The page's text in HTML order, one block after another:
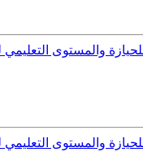
والمستوى التعليمي
والمستوى التعليمي